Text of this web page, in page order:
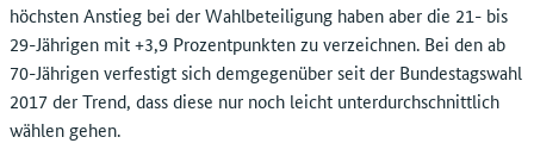
höchsten Anstieg bei der Wahlbeteiligung haben aber die 21- bis
29-Jährigen mit +3,9 Prozentpunkten zu verzeichnen. Bei den ab
70-Jährigen verfestigt sich demgegenüber seit der Bundestagswahl
2017 der Trend, dass diese nur noch leicht unterdurchschnittlich
wählen gehen.